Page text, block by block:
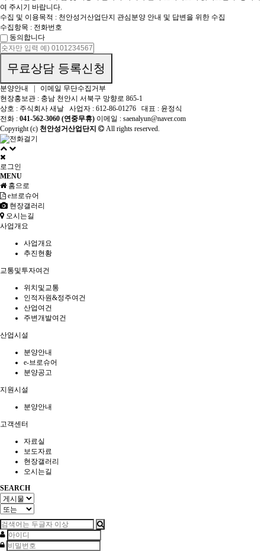
여 주시기 바랍니다.
수집 및 이용목적 : 천안성거산업단지 관심분양 안내 및 답변을 위한 수집
수집항목 : 전화번호
동의합니다
무료상담 등록신청
분양안내
이메일 무단수집거부
현장홍보관 : 충남 천안시 서북구 망향로 865-1
상호 : 주식회사 새날
사업자 : 612-86-01276
대표 : 윤정식
전화 : 041-562-3060 (연중무휴) 이메일 : saenalyun@naver.com
Copyright (c) 천안성거산업단지 All rights reserved.
로그인
MENU
홈으로
e브로슈어
현장갤러리
오시는길
사업개요
사업개요
추진현황
교통및투자여건
위치및교통
인적자원&정주여건
산업여건
주변개발여건
산업시설
분양안내
e-브로슈어
분양공고
지원시설
분양안내
고객센터
자료실
보도자료
현장갤러리
오시는길
SEARCH